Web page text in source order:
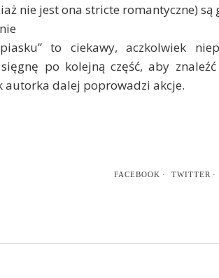
nie jest ona stricte romantyczne)
piasku” to ciekawy, aczkolwiek
sięgnę po kolejną część, aby
autorka dalej poprowadzi akcje.
FACEBOOK TWITTER